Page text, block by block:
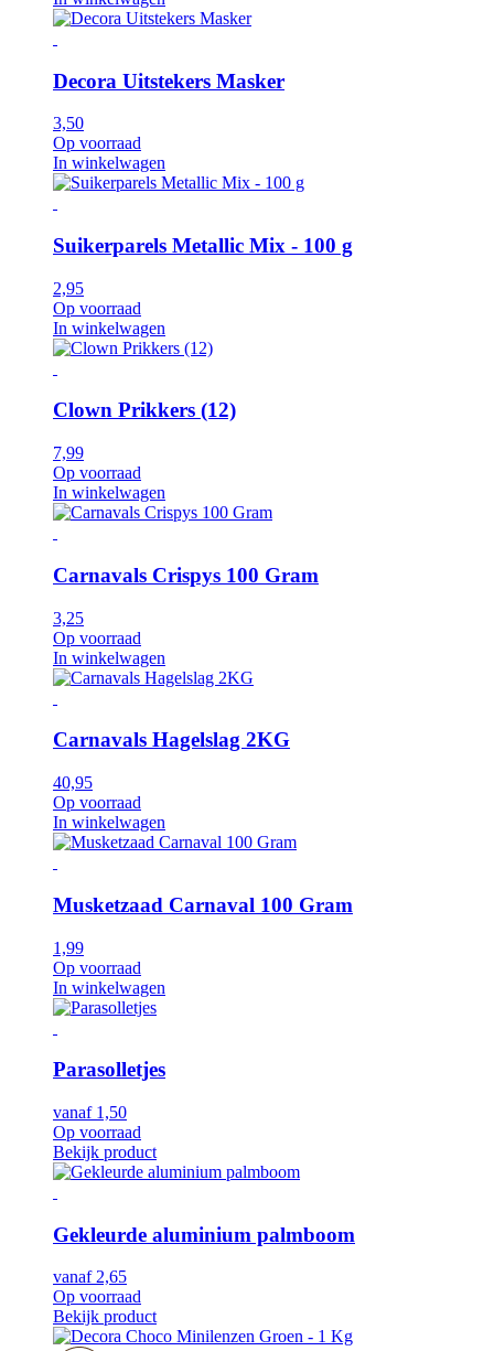
Decora Uitstekers Masker
3,50
Op voorraad
In winkelwagen
Suikerparels Metallic Mix - 100 g
2,95
Op voorraad
In winkelwagen
Clown Prikkers (12)
7,99
Op voorraad
In winkelwagen
Carnavals Crispys 100 Gram
3,25
Op voorraad
In winkelwagen
Carnavals Hagelslag 2KG
40,95
Op voorraad
In winkelwagen
Musketzaad Carnaval 100 Gram
1,99
Op voorraad
In winkelwagen
Parasolletjes
vanaf 1,50
Op voorraad
Bekijk product
Gekleurde aluminium palmboom
vanaf 2,65
Op voorraad
Bekijk product